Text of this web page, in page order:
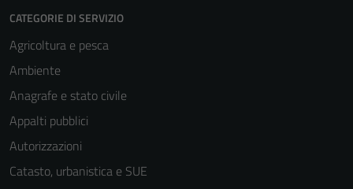
CATEGORIE DI SERVIZIO
Agricoltura e pesca
Ambiente
Anagrafe e stato civile
Appalti pubblici
Autorizzazioni
Catasto, urbanistica e SUE